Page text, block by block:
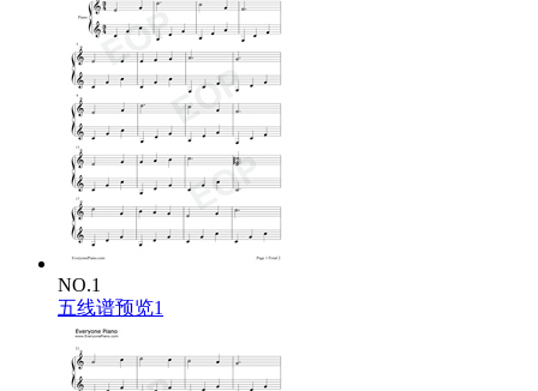
雪绒花-Edelweiss中文歌词：
雪绒花，雪绒花，
每天清晨迎接我开放。
小而白，洁而亮，
向着我快乐的摇晃。
白雪般的花儿愿你芬芳 ，
永远开花生长。
雪绒花，雪绒花，
永远祝福我家乡。
NO.1
五线谱预览1